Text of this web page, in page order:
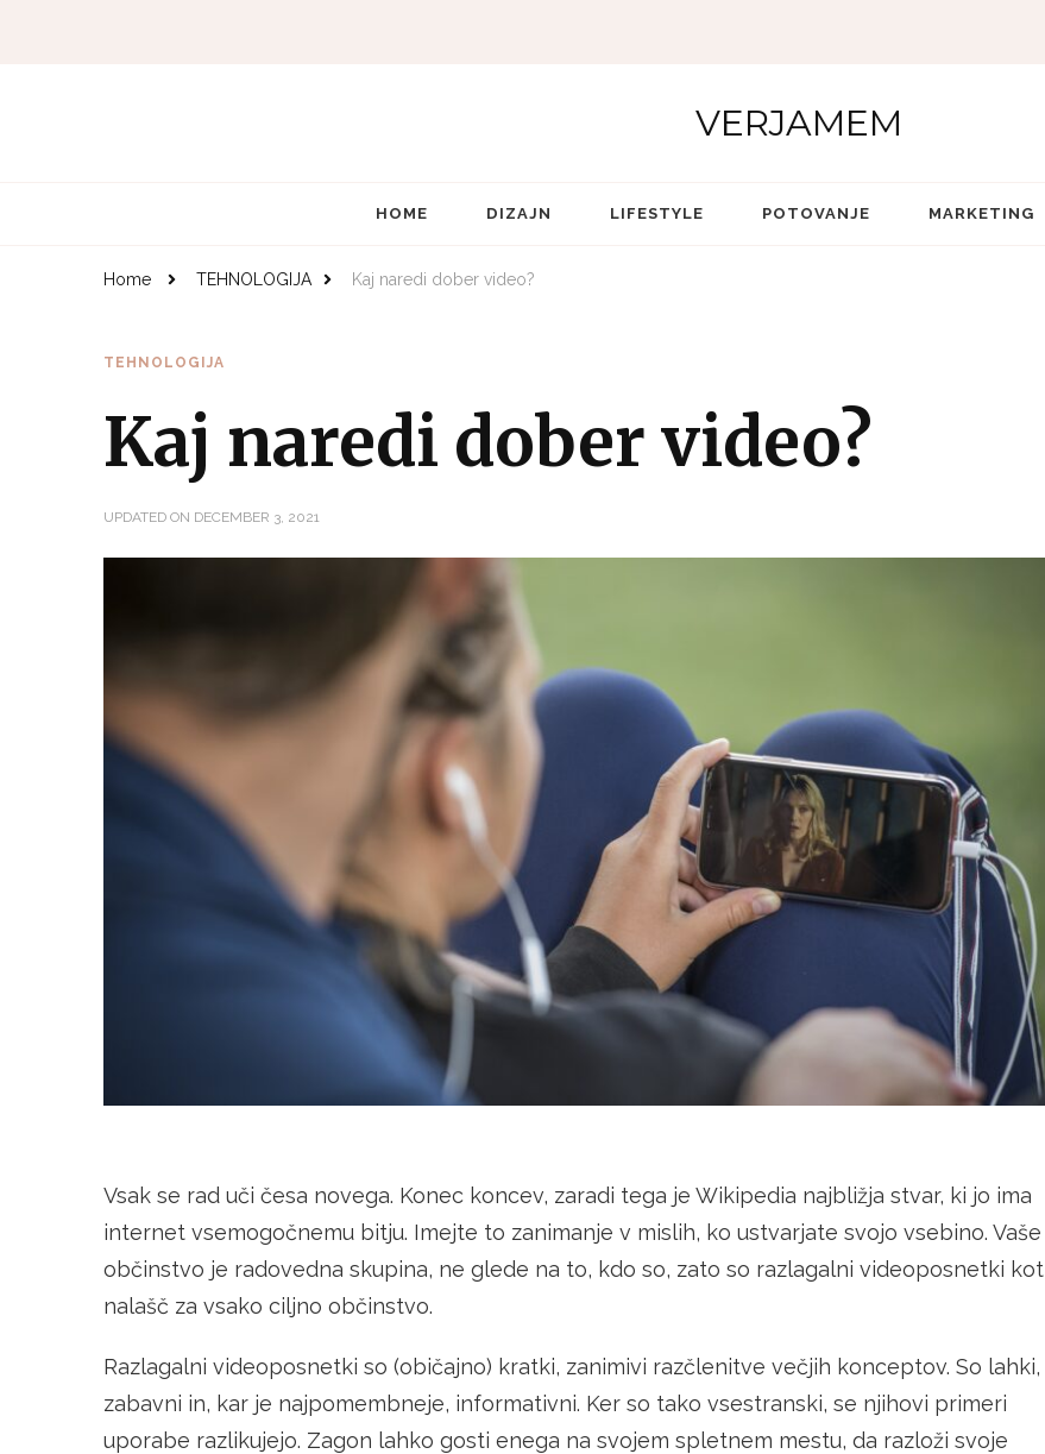
VERJAMEM
HOME DIZAJN LIFESTYLE POTOVANJE MARKETING
Home TEHNOLOGIJA Kaj naredi dober video?
TEHNOLOGIJA
Kaj naredi dober video?
UPDATED ON DECEMBER 3, 2021
Vsak se rad uči česa novega. Konec koncev, zaradi tega je Wikipedia najbližja stvar, ki jo ima
internet vsemogočnemu bitju. Imejte to zanimanje v mislih, ko ustvarjate svojo vsebino. Vaše
občinstvo je radovedna skupina, ne glede na to, kdo so, zato so razlagalni videoposnetki kot
nalašč za vsako ciljno občinstvo.
Razlagalni videoposnetki so (običajno) kratki, zanimivi razčlenitve večjih konceptov. So lahki,
zabavni in, kar je najpomembneje, informativni. Ker so tako vsestranski, se njihovi primeri
uporabe razlikujejo. Zagon lahko gosti enega na svojem spletnem mestu, da razloži svoje